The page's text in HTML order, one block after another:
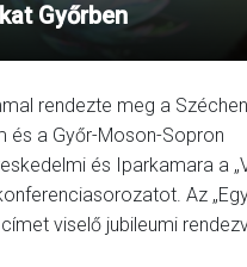
Győrben
rendezte meg a
és a Győr-Moson-Sopron
és Iparkamara a
Az
viselő jubileumi